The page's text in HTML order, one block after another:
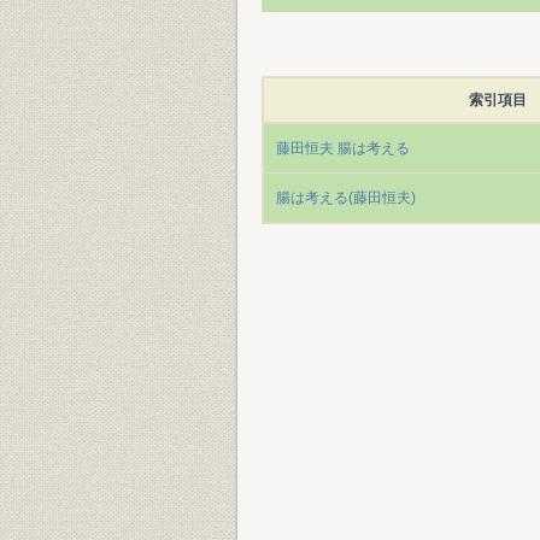
索引項目
藤田恒夫 腸は考える
腸は考える(藤田恒夫)